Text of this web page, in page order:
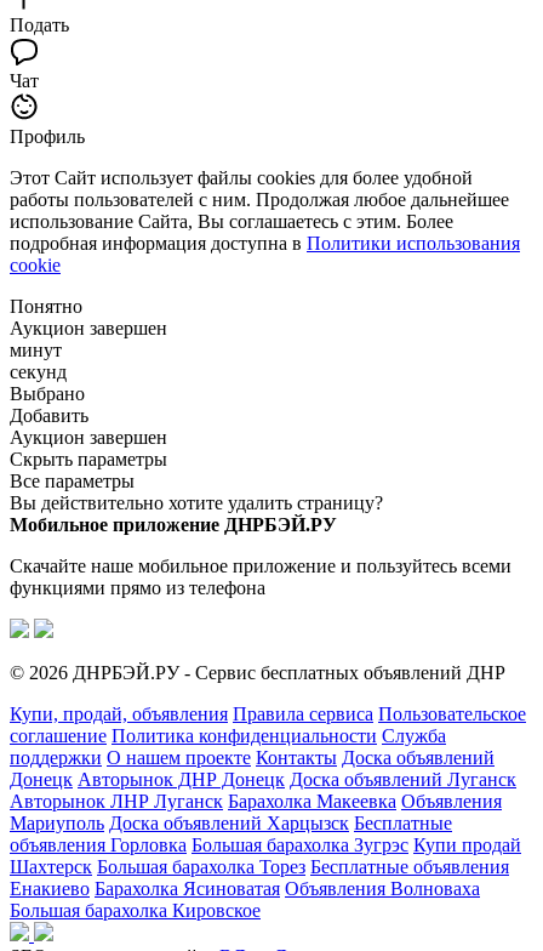
Подать
Чат
Профиль
Этот Сайт использует файлы cookies для более удобной
работы пользователей с ним. Продолжая любое дальнейшее
использование Сайта, Вы соглашаетесь с этим. Более
подробная информация доступна в Политики использования
cookie
Понятно
Аукцион завершен
минут
секунд
Выбрано
Добавить
Аукцион завершен
Скрыть параметры
Все параметры
Вы действительно хотите удалить страницу?
Мобильное приложение ДНРБЭЙ.РУ
Скачайте наше мобильное приложение и пользуйтесь всеми
функциями прямо из телефона
© 2026 ДНРБЭЙ.РУ - Сервис бесплатных объявлений ДНР
Купи, продай, объявления Правила сервиса Пользовательское
соглашение Политика конфиденциальности Служба
поддержки О нашем проекте Контакты Доска объявлений
Донецк Авторынок ДНР Донецк Доска объявлений Луганск
Авторынок ЛНР Луганск Барахолка Макеевка Объявления
Мариуполь Доска объявлений Харцызск Бесплатные
объявления Горловка Большая барахолка Зугрэс Купи продай
Шахтерск Большая барахолка Торез Бесплатные объявления
Енакиево Барахолка Ясиноватая Объявления Волноваха
Большая барахолка Кировское